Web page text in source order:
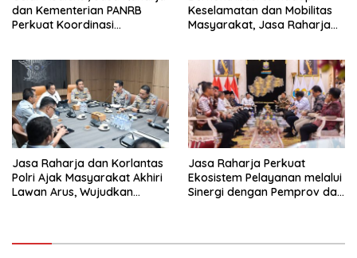
dan Kementerian PANRB
Perkuat Koordinasi
Keselamatan dan Mobilitas
Masyarakat, Jasa Raharja
Awards 2026
Jasa Raharja dan Korlantas
Polri Ajak Masyarakat Akhiri
Lawan Arus, Wujudkan
Jasa Raharja Perkuat
Ekosistem Pelayanan melalui
Sinergi dengan Pemprov dan